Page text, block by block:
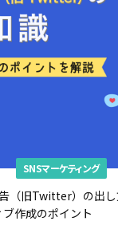
SNSマーケティング
告（旧Twitter）の出
作成のポイント